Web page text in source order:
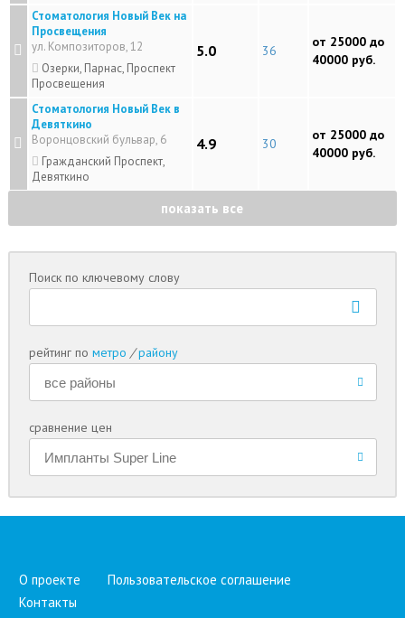
Стоматология Новый Век на
Просвещения
ул. Композиторов, 12
Озерки, Парнас, Проспект
Просвещения
5.0 36
от 25000 до
40000 руб.
Стоматология Новый Век в
Девяткино
Воронцовский бульвар, 6
Гражданский Проспект,
Девяткино
4.9 30
от 25000 до
40000 руб.
показать все
Поиск по ключевому слову
рейтинг пометро / району
сравнение цен
О проекте
Пользовательское соглашение
Контакты